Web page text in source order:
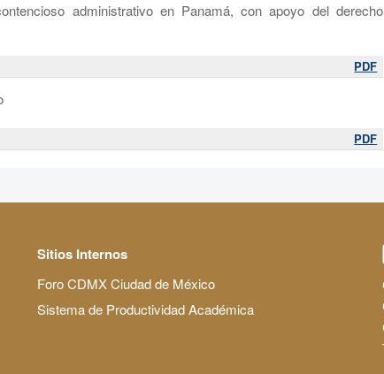
administrativo en Panamá, con apoyo del derecho
PDF
PDF
Sitios Internos
Foro CDMX Ciudad de México
Sistema de Productividad Académica